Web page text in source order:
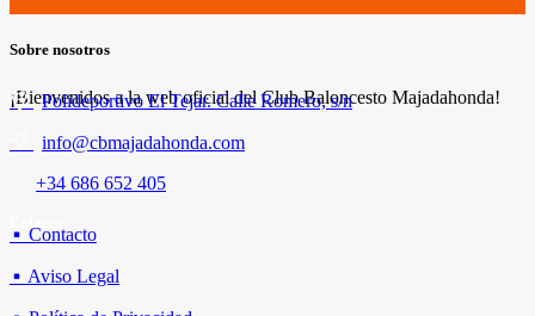
Sobre nosotros
¡Bienvenidos a la web oficial del Club Baloncesto Majadahonda!
Polideportivo El Tejar. Calle Romero, s/n
info@cbmajadahonda.com
+34 686 652 405
Contacto
Aviso Legal